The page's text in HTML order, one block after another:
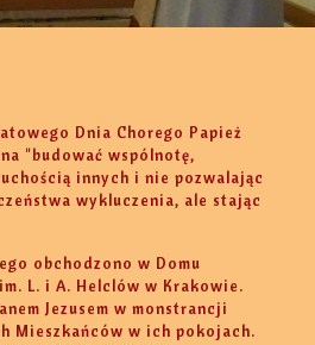
Dnia Chorego Papież
"budować wspólnotę,
innych i nie pozwalając
wykluczenia, ale stając
obchodzono w Domu
L. i A. Helclów w Krakowie.
Jezusem w monstrancji
Mieszkańców w ich pokojach.